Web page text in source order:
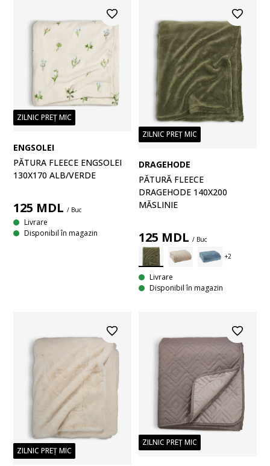
ZILNIC PREȚ MIC
ENGSOLEI
PĂTURA FLEECE ENGSOLEI
130X170 ALB/VERDE
125 MDL / Buc
Livrare
Disponibil în magazin
ZILNIC PREȚ MIC
DRAGEHODE
PĂTURĂ FLEECE
DRAGEHODE 140X200
MĂSLINIE
125 MDL / Buc
Livrare
Disponibil în magazin
ZILNIC PREȚ MIC
ZILNIC PREȚ MIC